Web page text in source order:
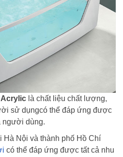
Acrylic là chất liệu chất lượng,
sử dụngcó thể đáp ứng được
người dùng.
Nội và thành phố Hồ Chí
có thể đáp ứng được tất cả nhu